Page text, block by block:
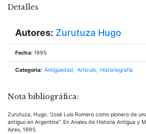
Detalles
Autores: Zurutuza Hugo
Fecha: 1995
Categoria: Antigüedad Artículo Historiografía
Nota bibliográfica:
Zurutuza, Hugo. "José Luis Romero como pionero de
antiguo en Argentina". En Anales de Historia Antigua y
Aires, 1995.